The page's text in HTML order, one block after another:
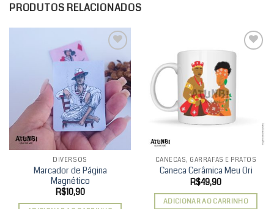
PRODUTOS RELACIONADOS
Add to
wishlist
DIVERSOS
Marcador de Página
Magnético
R$10,90
CANECAS, GARRAFAS E PRATOS
Caneca Cerâmica Meu Ori
R$49,90
ADICIONAR AO CARRINHO